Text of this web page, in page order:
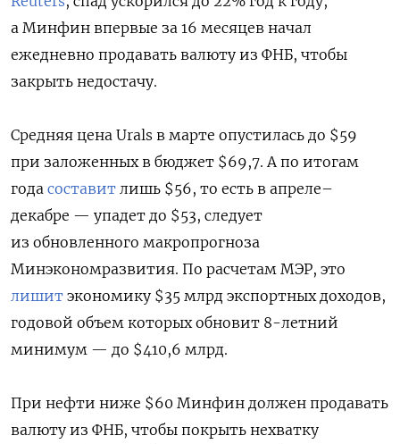
а Минфин впервые за 16 месяцев начал
ежедневно продавать валюту из ФНБ, чтобы
закрыть недостачу.
Средняя цена Urals в марте опустилась до $59
при заложенных в бюджет $69,7. А по итогам
года составит лишь $56, то есть в апреле–
декабре — упадет до $53, следует
из обновленного макропрогноза
Минэкономразвития. По расчетам МЭР, это
лишит экономику $35 млрд экспортных доходов,
годовой объем которых обновит 8-летний
минимум — до $410,6 млрд.
При нефти ниже $60 Минфин должен продавать
валюту из ФНБ, чтобы покрыть нехватку